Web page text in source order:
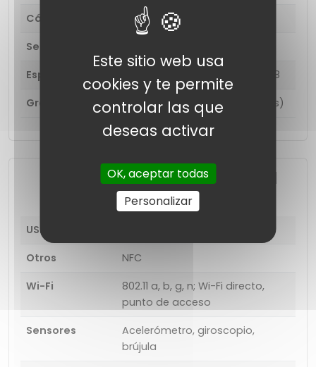
Cámara principal
13 megapíxeles
Segunda camara
Especificaciones
Tamaño de apertura: F2.8
Grabación de vídeo
1920x1080 (Full HD) (30 fps)
Funciones de conectividad
USB
Otros
NFC
Wi-Fi
802.11 a, b, g, n; Wi-Fi directo,
punto de acceso
Sensores
Acelerómetro, giroscopio,
brújula
Este sitio web usa
cookies y te permite
controlar las que
deseas activar
OK, aceptar todas
Personalizar